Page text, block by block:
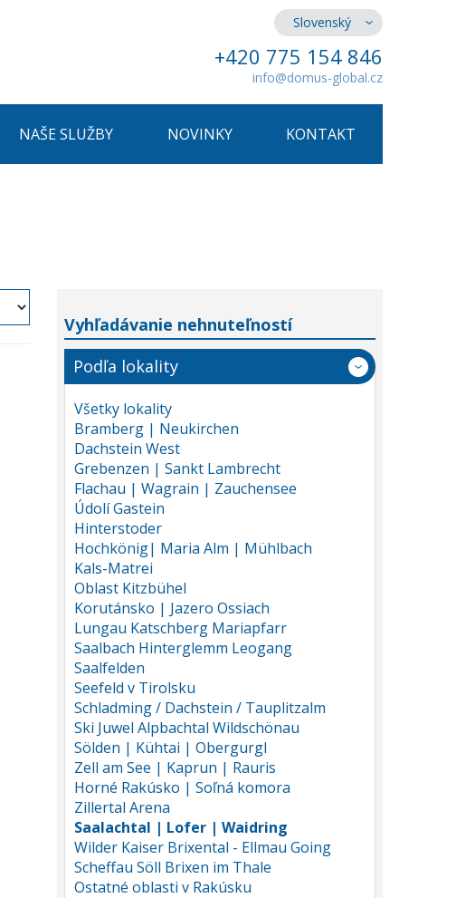
Slovenský
+420 775 154 846
info@domus-global.cz
NAŠE SLUŽBY NOVINKY KONTAKT
Vyhľadávanie nehnuteľností
Podľa lokality
Všetky lokality
Bramberg | Neukirchen
Dachstein West
Grebenzen | Sankt Lambrecht
Flachau | Wagrain | Zauchensee
Údolí Gastein
Hinterstoder
Hochkönig| Maria Alm | Mühlbach
Kals-Matrei
Oblast Kitzbühel
Korutánsko | Jazero Ossiach
Lungau Katschberg Mariapfarr
Saalbach Hinterglemm Leogang
Saalfelden
Seefeld v Tirolsku
Schladming / Dachstein / Tauplitzalm
Ski Juwel Alpbachtal Wildschönau
Sölden | Kühtai | Obergurgl
Zell am See | Kaprun | Rauris
Horné Rakúsko | Soľná komora
Zillertal Arena
Saalachtal | Lofer | Waidring
Wilder Kaiser Brixental - Ellmau Going
Scheffau Söll Brixen im Thale
Ostatné oblasti v Rakúsku